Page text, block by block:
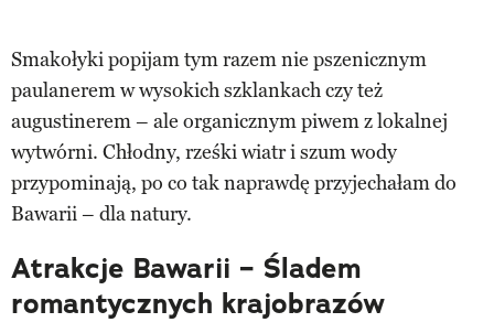
Smakołyki popijam tym razem nie pszenicznym
paulanerem w wysokich szklankach czy też
augustinerem – ale organicznym piwem z lokalnej
wytwórni. Chłodny, rześki wiatr i szum wody
przypominają, po co tak naprawdę przyjechałam do
Bawarii – dla natury.
Atrakcje Bawarii – Śladem
romantycznych krajobrazów